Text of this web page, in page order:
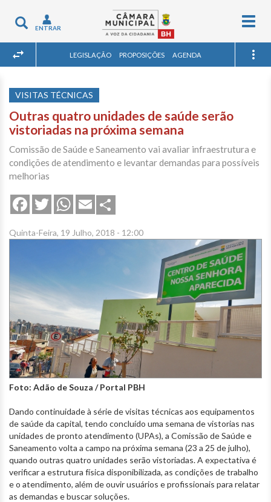
Toggle
navigation
ENTRAR
LEGISLAÇÃO PROPOSIÇÕES AGENDA
VISITAS TÉCNICAS
Outras quatro unidades de saúde serão
vistoriadas na próxima semana
Comissão de Saúde e Saneamento vai avaliar infraestrutura e
condições de atendimento e levantar demandas para possíveis
melhorias
FacebookTwitterWhatsApp
Email
Quinta-Feira, 19 Julho, 2018 - 12:00
Foto: Adão de Souza / Portal PBH
Dando continuidade à série de visitas técnicas aos equipamentos
de saúde da capital, tendo concluído uma semana de vistorias nas
unidades de pronto atendimento (UPAs), a Comissão de Saúde e
Saneamento volta a campo na próxima semana (23 a 25 de julho),
quando outras quatro unidades serão vistoriadas. A expectativa é
verificar a estrutura física disponibilizada, as condições de trabalho
e o atendimento, além de ouvir usuários e profissionais para relatar
as demandas e buscar soluções.